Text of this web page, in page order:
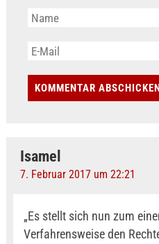
Isamel
7. Februar 2017 um 22:21
„Es stellt sich nun zum
Verfahrensweise den